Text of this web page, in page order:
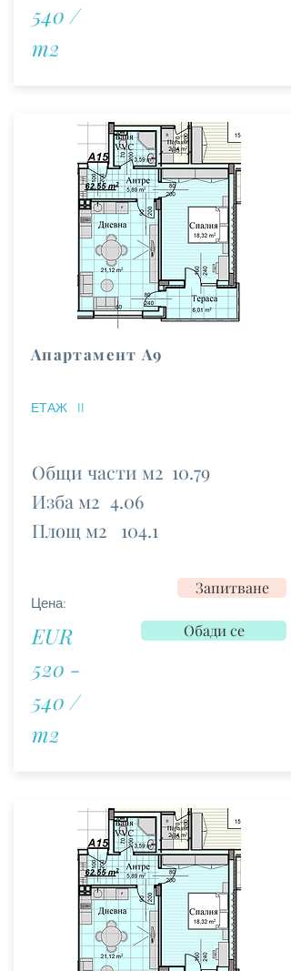
540 /
m2
Апартамент А9
II
ЕТАЖ
Общи части м2
Изба м2
Площ м2
10.79
4.06
104.1
Цена:
EUR
520 -
540 /
m2
Запитване
Обади се